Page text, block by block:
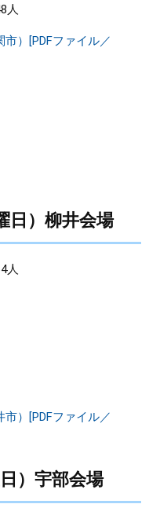
人
）[PDFファイル／
日）柳井会場
人
）[PDFファイル／
）宇部会場